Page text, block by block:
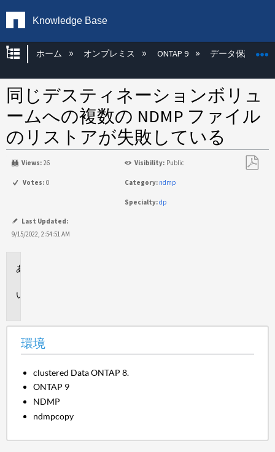
Knowledge Base
グローバル階層を展開/折りたたむ
ホーム オンプレミス ONTAP 9 データ保護
同じデスティネーションボリュ
ームへの複数の NDMP ファイル
のリストアが失敗している
Views: 26 Visibility: Public
Votes: 0 Category: ndmp
Specialty:dp
Last Updated:
9/15/2022, 2:54:51 AM
環境
clustered Data ONTAP 8.
ONTAP 9
NDMP
ndmpcopy